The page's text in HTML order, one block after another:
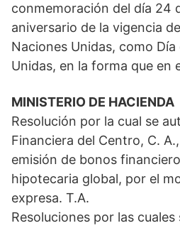
conmemoración del día 24
aniversario de la vigencia
Naciones Unidas, como
Unidas, en la forma que en
MINISTERIO DE HACIENDA
Resolución por la cual se
Financiera del Centro, C.
emisión de bonos
hipotecaria global, por el
expresa. T.A.
Resoluciones por las